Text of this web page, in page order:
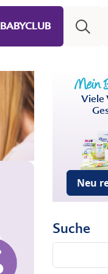
BABYCLUB
Viele
Neu
Suche